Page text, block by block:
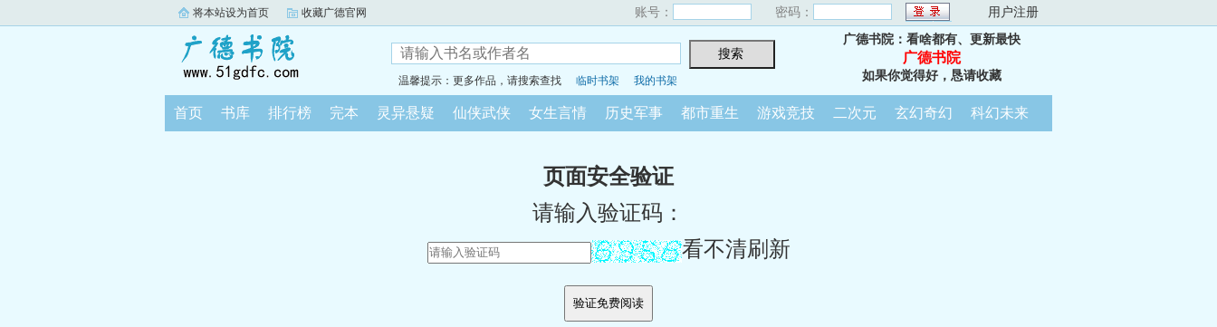
将本站设为首页 收藏广德官网 账号： 密码： 用户注册
温馨提示：更多作品，请搜索查找 临时书架 我的书架
广德书院：看啥都有、更新最快
广德书院
如果你觉得好，恳请收藏
首页 书库 排行榜 完本 灵异悬疑 仙侠武侠 女生言情 历史军事 都市重生 游戏竞技 二次元 玄幻奇幻 科幻未来
页面安全验证
请输入验证码：
看不清刷新